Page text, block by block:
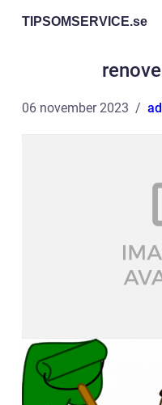
TIPSOMSERVICE.se
06 november 2023